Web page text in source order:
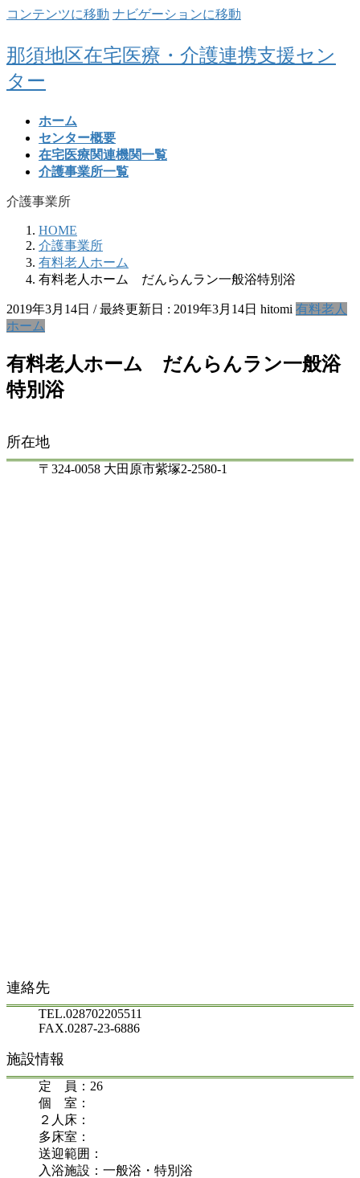
コンテンツに移動 ナビゲーションに移動
那須地区在宅医療・介護連携支援セン
ター
ホーム
センター概要
在宅医療関連機関一覧
介護事業所一覧
介護事業所
HOME
介護事業所
有料老人ホーム
有料老人ホーム だんらんラン一般浴特別浴
2019年3月14日 / 最終更新日 : 2019年3月14日 hitomi 有料老人
ホーム
有料老人ホーム だんらんラン一般浴
特別浴
所在地
〒324-0058 大田原市紫塚2-2580-1
連絡先
TEL.028702205511
FAX.0287-23-6886
施設情報
定 員：26
個 室：
２人床：
多床室：
送迎範囲：
入浴施設：一般浴・特別浴